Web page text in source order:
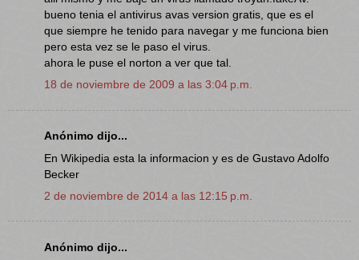
bueno tenia el antivirus avas version gratis, que es el
que siempre he tenido para navegar y me funciona bien
pero esta vez se le paso el virus.
ahora le puse el norton a ver que tal.
18 de noviembre de 2009 a las 3:04 p.m.
Anónimo dijo...
En Wikipedia esta la informacion y es de Gustavo Adolfo
Becker
2 de noviembre de 2014 a las 12:15 p.m.
Anónimo dijo...